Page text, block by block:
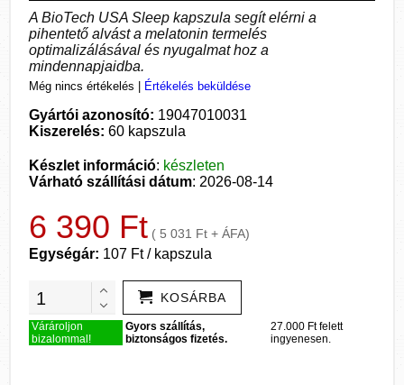
A BioTech USA Sleep kapszula segít elérni a
pihentető alvást a melatonin termelés
optimalizálásával és nyugalmat hoz a
mindennapjaidba.
Még nincs értékelés Értékelés beküldése
Gyártói azonosító: 19047010031
Kiszerelés: 60 kapszula
Készlet információ: készleten
Várható szállítási dátum: 2026-08-14
6 390 Ft ( 5 031 Ft + ÁFA)
Egységár: 107 Ft / kapszula
KOSÁRBA
Várároljon
bizalommal!
Gyors szállítás,
biztonságos fizetés.
27.000 Ft felett
ingyenesen.